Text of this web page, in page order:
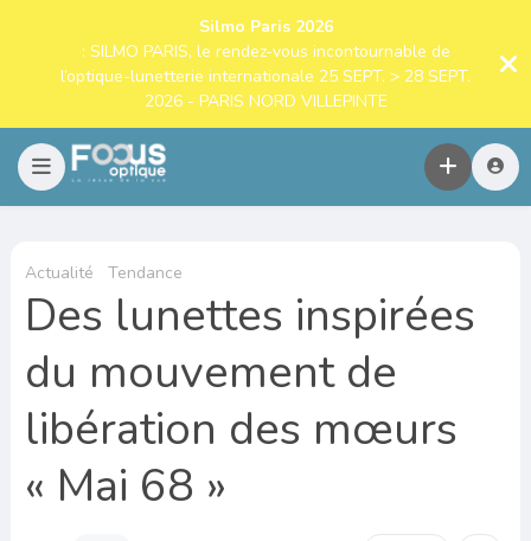
Silmo Paris 2026
: SILMO PARIS, le rendez-vous incontournable de
l’optique-lunetterie internationale 25 SEPT. > 28 SEPT.
2026 - PARIS NORD VILLEPINTE
Actualité Tendance
Des lunettes inspirées
du mouvement de
libération des mœurs
« Mai 68 »